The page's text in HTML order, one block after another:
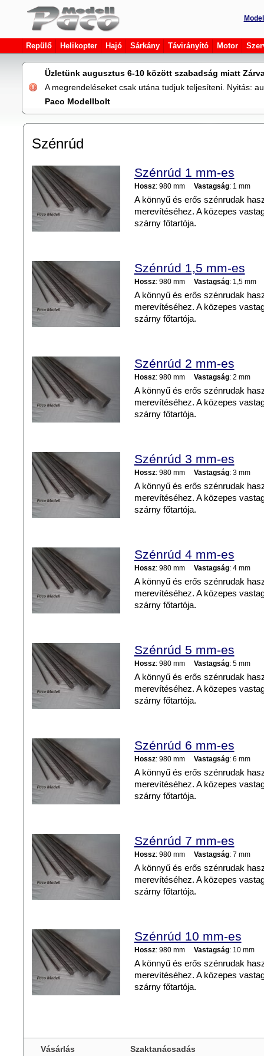
Repülő Helikopter Hajó Sárkány Távirányító Motor
Üzletünk augusztus 6-10 között szabadság miatt
A megrendeléseket csak utána tudjuk teljesíteni. Nyitás:
Paco Modellbolt
Szénrúd
Szénrúd 1 mm-es
Hossz: 980 mm Vastagság: 1 mm
A könnyű és erős szénrudak
merevítéséhez. A közepes
szárny főtartója.
Szénrúd 1,5 mm-es
Hossz: 980 mm Vastagság: 1,5 mm
A könnyű és erős szénrudak
merevítéséhez. A közepes
szárny főtartója.
Szénrúd 2 mm-es
Hossz: 980 mm Vastagság: 2 mm
A könnyű és erős szénrudak
merevítéséhez. A közepes
szárny főtartója.
Szénrúd 3 mm-es
Hossz: 980 mm Vastagság: 3 mm
A könnyű és erős szénrudak
merevítéséhez. A közepes
szárny főtartója.
Szénrúd 4 mm-es
Hossz: 980 mm Vastagság: 4 mm
A könnyű és erős szénrudak
merevítéséhez. A közepes
szárny főtartója.
Szénrúd 5 mm-es
Hossz: 980 mm Vastagság: 5 mm
A könnyű és erős szénrudak
merevítéséhez. A közepes
szárny főtartója.
Szénrúd 6 mm-es
Hossz: 980 mm Vastagság: 6 mm
A könnyű és erős szénrudak
merevítéséhez. A közepes
szárny főtartója.
Szénrúd 7 mm-es
Hossz: 980 mm Vastagság: 7 mm
A könnyű és erős szénrudak
merevítéséhez. A közepes
szárny főtartója.
Szénrúd 10 mm-es
Hossz: 980 mm Vastagság: 10 mm
A könnyű és erős szénrudak
merevítéséhez. A közepes
szárny főtartója.
Vásárlás Szaktanácsadás